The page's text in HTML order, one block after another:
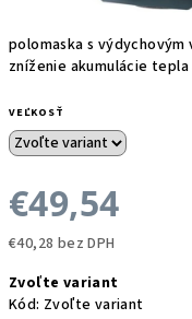
polomaska s
zníženie akumulácie
VEĽKOSŤ
€49,54
€40,28 bez DPH
cena:
Zvoľte variant
Kód: Zvoľte variant